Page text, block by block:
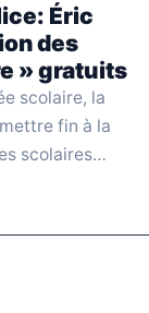
Éric
des
» gratuits
scolaire, la
fin à la
scolaires…